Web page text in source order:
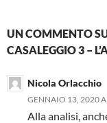
UN COMMENTO
CASALEGGIO 3 –
Nicola Orlacchio
GENNAIO 13, 2020
Alla analisi,